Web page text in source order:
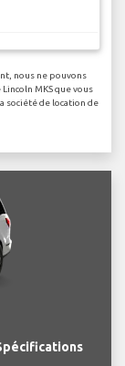
nous ne pouvons
MKS que vous
société de location de